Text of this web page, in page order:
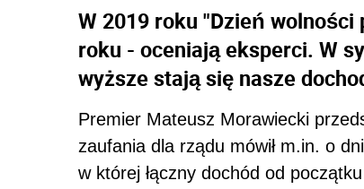
W 2019 roku "Dzień
roku - oceniają eksperci. W
wyższe stają się nasze
Premier Mateusz Morawiecki
zaufania dla rządu mówił m.in. o
w której łączny dochód od